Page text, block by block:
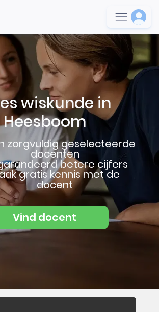
wiskunde in
Heesboom
zorgvuldig geselecteerde
docenten
betere cijfers
gratis kennis met de
docent
Vind docent